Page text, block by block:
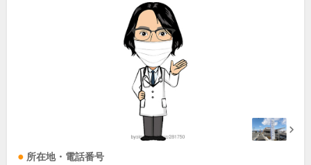
所在地・電話番号